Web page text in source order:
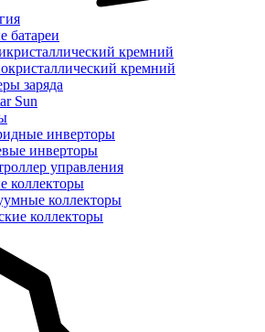
батареи
кремний
кремний
заряда
Sun
инверторы
инверторы
управления
коллекторы
коллекторы
коллекторы